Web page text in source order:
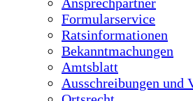
Formularservice
Ratsinformationen
Bekanntmachungen
Amtsblatt
Ausschreibungen und